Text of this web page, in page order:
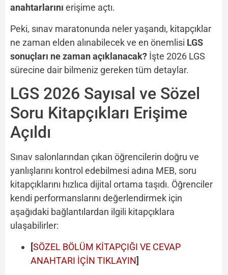
anahtarlarını erişime açtı.
Peki, sınav maratonunda neler yaşandı, kitapçıklar
ne zaman elden alınabilecek ve en önemlisi LGS
sonuçları ne zaman açıklanacak? İşte 2026 LGS
sürecine dair bilmeniz gereken tüm detaylar.
LGS 2026 Sayısal ve Sözel
Soru Kitapçıkları Erişime
Açıldı
Sınav salonlarından çıkan öğrencilerin doğru ve
yanlışlarını kontrol edebilmesi adına MEB, soru
kitapçıklarını hızlıca dijital ortama taşıdı. Öğrenciler
kendi performanslarını değerlendirmek için
aşağıdaki bağlantılardan ilgili kitapçıklara
ulaşabilirler:
[SÖZEL BÖLÜM KİTAPÇIĞI VE CEVAP
ANAHTARI İÇİN TIKLAYIN]